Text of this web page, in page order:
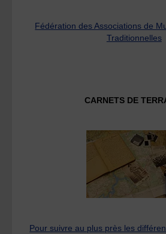
Fédération des Associations de
Traditionnelles
CARNETS DE
Pour suivre au plus près les